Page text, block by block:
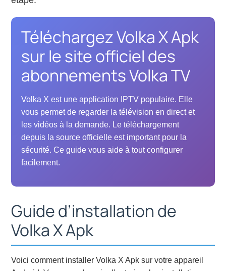
Téléchargez Volka X Apk
sur le site officiel des
abonnements Volka TV
Volka X est une application IPTV populaire. Elle
vous permet de regarder la télévision en direct et
les vidéos à la demande. Le téléchargement
depuis la source officielle est important pour la
sécurité. Ce guide vous aide à tout configurer
facilement.
Guide d’installation de
Volka X Apk
Voici comment installer Volka X Apk sur votre appareil